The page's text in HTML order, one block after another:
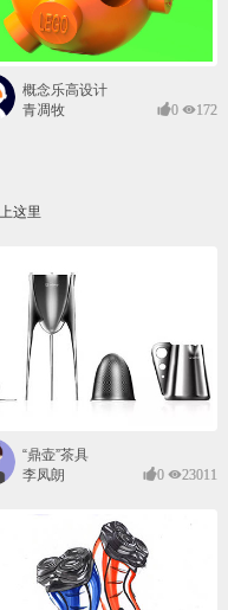
概念乐高设计
青凋牧
0 172
这里
“鼎壶”茶具
李凤朗
0 23011